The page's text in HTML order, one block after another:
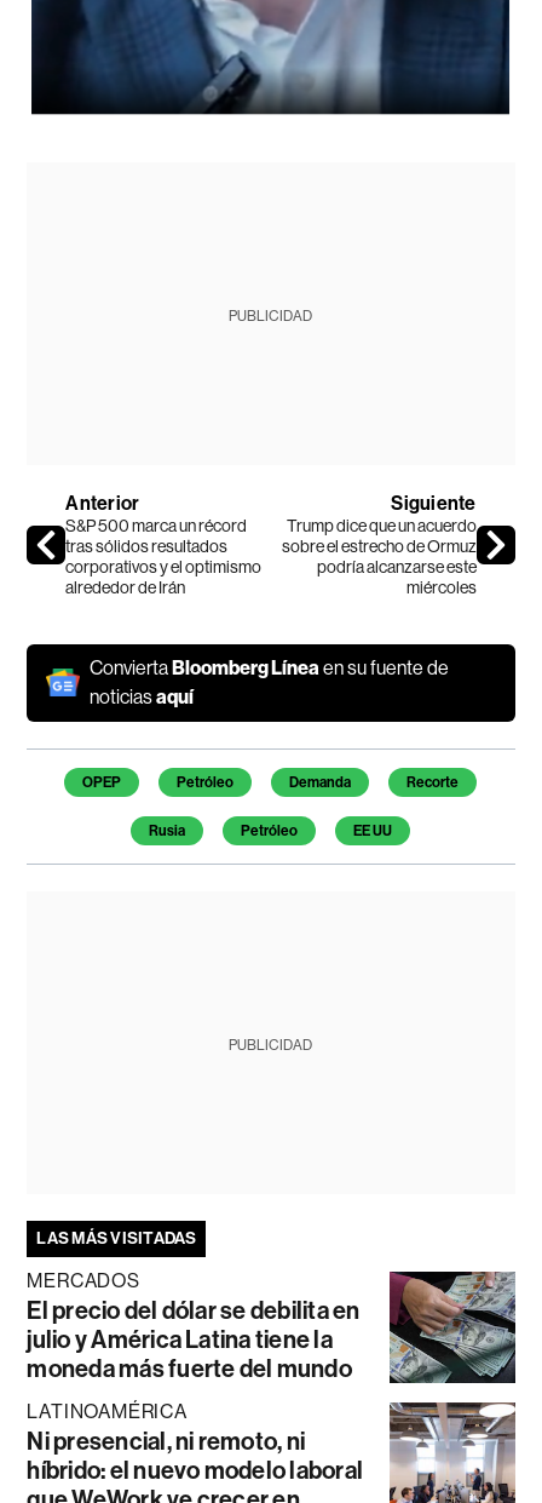
PUBLICIDAD
Anterior
S&P 500 marca un récord
tras sólidos resultados
corporativos y el optimismo
alrededor de Irán
Siguiente
Trump dice que un acuerdo
sobre el estrecho de Ormuz
podría alcanzarse este
miércoles
ConviertaBloomberg Línea en su fuente de
noticiasaquí
Temas de este artículo
OPEP Petróleo Demanda Recorte
Rusia Petróleo EE UU
PUBLICIDAD
LAS MÁS VISITADAS
MERCADOS
El precio del dólar se debilita en
julio y América Latina tiene la
moneda más fuerte del mundo
LATINOAMÉRICA
Ni presencial, ni remoto, ni
híbrido: el nuevo modelo laboral